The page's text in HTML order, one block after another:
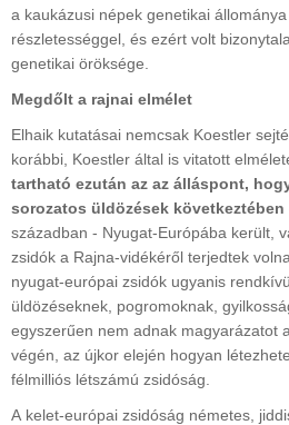
a kaukázusi népek genetikai
részletességgel, és ezért volt
genetikai öröksége.
Megdőlt a rajnai elmélet
Elhaik kutatásai nemcsak Koestler
korábbi, Koestler által is vitatott
tartható ezután az az álláspont,
sorozatos üldözések következtében
században - Nyugat-Európába került,
zsidók a Rajna-vidékéről terjedtek
nyugat-európai zsidók ugyanis
üldözéseknek, pogromoknak,
egyszerűen nem adnak magyarázatot
végén, az újkor elején hogyan
félmilliós létszámú zsidóság.
A kelet-európai zsidóság németes,